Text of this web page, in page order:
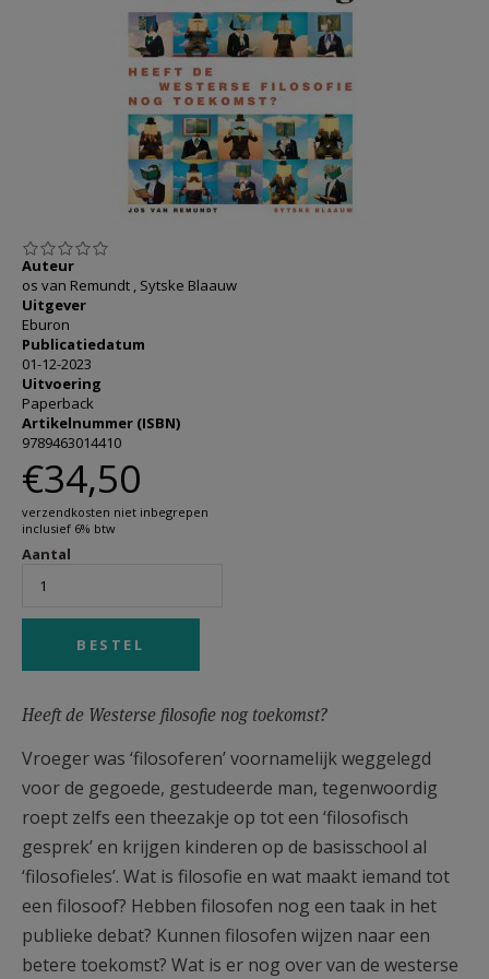
AANMELDEN OF REGISTREREN
Auteur
os van Remundt , Sytske Blaauw
Uitgever
Eburon
Publicatiedatum
01-12-2023
Uitvoering
Paperback
Artikelnummer (ISBN)
9789463014410
€34,50
verzendkosten niet inbegrepen
inclusief 6% btw
Aantal
Heeft de Westerse filosofie nog toekomst?
Vroeger was ‘filosoferen’ voornamelijk weggelegd
voor de gegoede, gestudeerde man, tegenwoordig
roept zelfs een theezakje op tot een ‘filosofisch
gesprek’ en krijgen kinderen op de basisschool al
‘filosofieles’. Wat is filosofie en wat maakt iemand tot
een filosoof? Hebben filosofen nog een taak in het
publieke debat? Kunnen filosofen wijzen naar een
betere toekomst? Wat is er nog over van de westerse